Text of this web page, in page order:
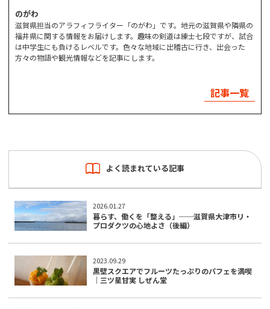
のがわ
滋賀県担当のアラフィフライター「のがわ」です。地元の滋賀県や隣県の
福井県に関する情報をお届けします。趣味の剣道は練士七段ですが、試合
は中学生にも負けるレベルです。色々な地域に出稽古に行き、出会った
方々の物語や観光情報などを記事にします。
記事一覧
よく読まれている記事
2026.01.27
暮らす、働くを「整える」──滋賀県大津市リ・
プロダクツの心地よさ（後編）
2023.09.29
黒壁スクエアでフルーツたっぷりのパフェを満喫
｜三ツ星甘実 しぜん堂